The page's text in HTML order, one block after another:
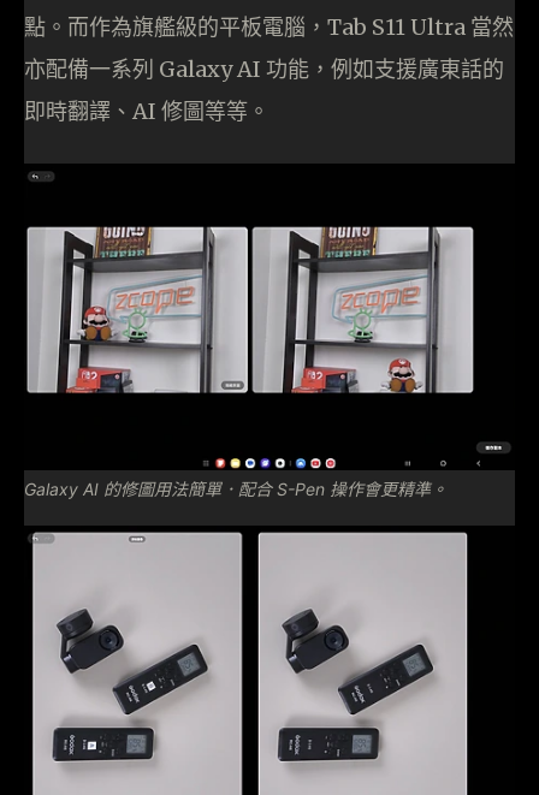
點。而作為旗艦級的平板電腦，Tab S11 Ultra 當然
亦配備一系列 Galaxy AI 功能，例如支援廣東話的
即時翻譯、AI 修圖等等。
Galaxy AI 的修圖用法簡單．配合 S-Pen 操作會更精準。